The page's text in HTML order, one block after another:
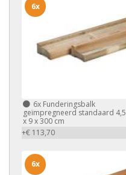
6x Funderingsbalk
geïmpregneerd standaard 4,5
x 9 x 300 cm
+€ 113,70
6x
6x